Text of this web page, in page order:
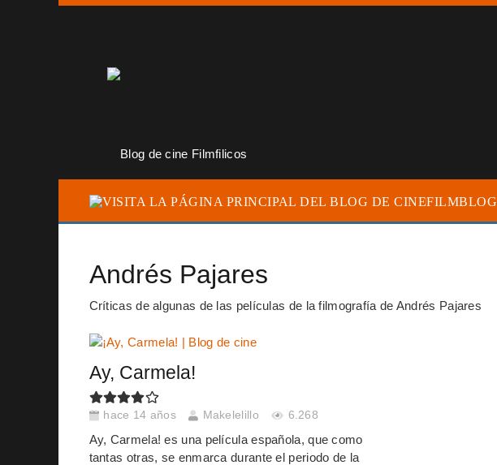
FILMBLOG
Andrés Pajares
Críticas de algunas de las películas de la filmografía de Andrés Pajares
Ay, Carmela!
hace 14 años Makelelillo 6.268
Ay, Carmela! es una película española, que como
tantas otras, se enmarca durante el periodo de la